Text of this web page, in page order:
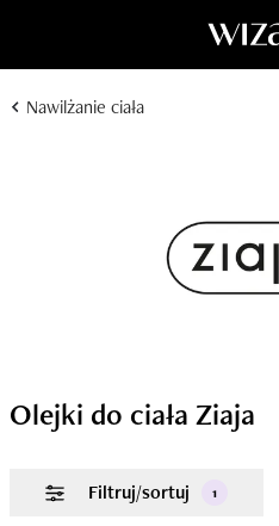
Nawilżanie ciała
Olejki do ciała Ziaja
Filtruj/sortuj 1